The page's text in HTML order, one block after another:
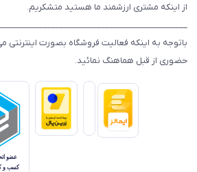
از اینکه مشتری ارزشمند ما هستید متشکریم.
باتوجه به اینکه فعالیت فروشگاه بصورت اینترنتی
حضوری از قبل هماهنگ نمائید.